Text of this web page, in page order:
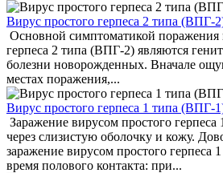
Вирус простого герпеса 2 типа (ВПГ-
Основной симптоматикой поражения
герпеса 2 типа (ВПГ-2) являются
болезни новорожденных. Вначале
местах поражения,...
Вирус простого герпеса 1 типа (ВПГ-
Заражение вирусом простого герпеса
через слизистую оболочку и кожу.
заражение вирусом простого герпеса
время полового контакта: при...